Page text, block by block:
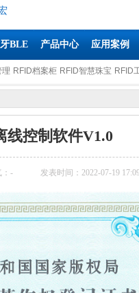
BLE 产品中心 应用案例
理 RFID档案柜 RFID智慧珠宝 RFID
线控制软件V1.0
- 发表时间：2022-07-19